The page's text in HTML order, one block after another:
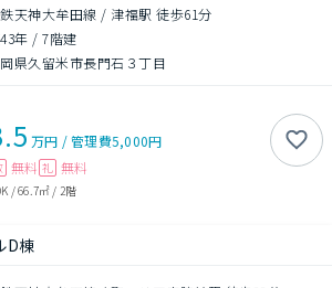
天神大牟田線 / 津福駅 徒歩61分
年 /7階建
県久留米市長門石３丁目
万円 /管理費5,000円
無料 礼 無料
/66.7㎡ / 2階
D棟